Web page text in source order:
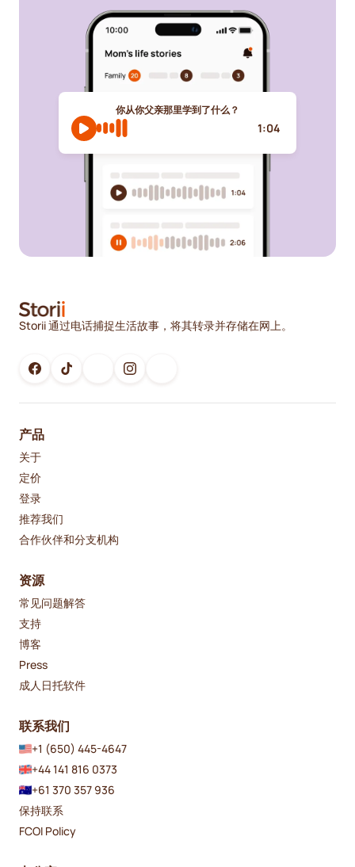
你从你父亲那里学到了什么？
1:04
Storii 通过电话捕捉生活故事，将其转录并存储在网上。
产品
关于
定价
登录
推荐我们
合作伙伴和分支机构
资源
常见问题解答
支持
博客
Press
成人日托软件
联系我们
+1 (650) 445-4647
+44 141 816 0373
+61 370 357 936
保持联系
FCOI Policy